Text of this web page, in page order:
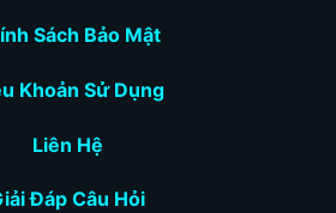
Sách Bảo Mật
Khoản Sử Dụng
Liên Hệ
Đáp Câu Hỏi